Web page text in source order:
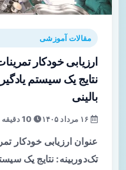
مقالات آموزشی
ارزیابی خودکار
نتایج یک سیستم
بالینی
10 دقیقه
عنوان ارزیابی خودکار
تک‌دوربینه: نتایج یک